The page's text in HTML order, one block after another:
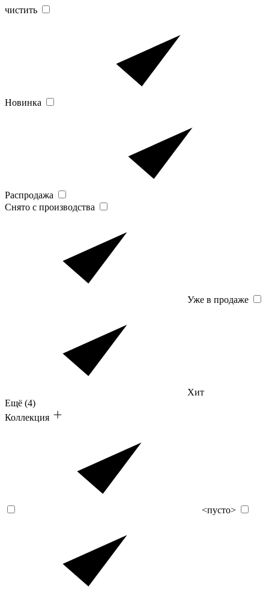
чистить
Новинка
Распродажа
Снято с производства
Уже в продаже
Хит
Ещё (4)
Коллекция
<пусто>